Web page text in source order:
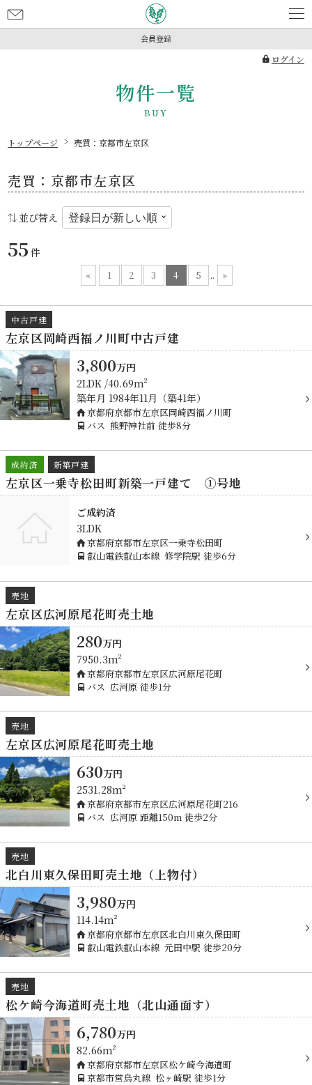
会員登録
ログイン
問
物件一覧
トップページ 売買：京都市左京区
売買：京都市左京区
並び替え
55 件
« 1 2 3 4 5 .. »
中古戸建
左京区岡崎西福ノ川町中古戸建
2LDK 40.69m²
築年月 1984年11月（築41年）
京都府京都市左京区岡崎西福ノ川町
バス 熊野神社前 徒歩8分
3,800万円
成約済 新築戸建
左京区一乗寺松田町新築一戸建て ①号地
3LDK
京都府京都市左京区一乗寺松田町
叡山電鉄叡山本線 修学院駅 徒歩6分
ご成約済
売地
左京区広河原尾花町売土地
7950.3m²
京都府京都市左京区広河原尾花町
バス 広河原 徒歩1分
280万円
売地
左京区広河原尾花町売土地
2531.28m²
京都府京都市左京区広河原尾花町216
バス 広河原 距離150m 徒歩2分
630万円
売地
北白川東久保田町売土地（上物付）
114.14m²
京都府京都市左京区北白川東久保田町
叡山電鉄叡山本線 元田中駅 徒歩20分
3,980万円
売地
松ケ崎今海道町売土地（北山通面す）
82.66m²
京都府京都市左京区松ケ崎今海道町
京都市営烏丸線 松ヶ崎駅 徒歩1分
6,780万円